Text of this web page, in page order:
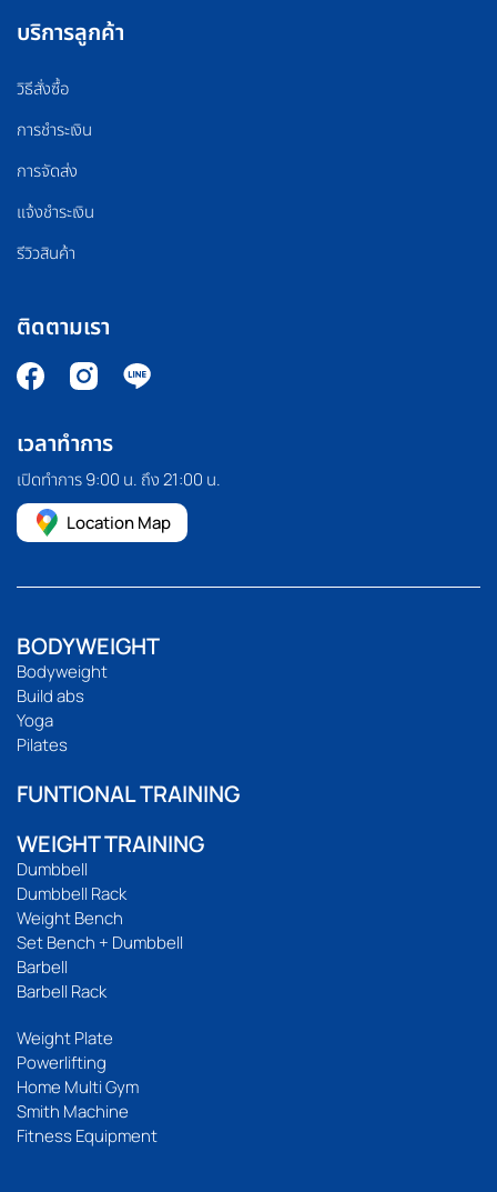
บริการลูกค้า
วิธีสั่งซื้อ
การชำระเงิน
การจัดส่ง
แจ้งชำระเงิน
รีวิวสินค้า
ติดตามเรา
เวลาทำการ
เปิดทำการ 9:00 น. ถึง 21:00 น.
Location Map
BODYWEIGHT
Bodyweight
Build abs
Yoga
Pilates
FUNTIONAL TRAINING
WEIGHT TRAINING
Dumbbell
Dumbbell Rack
Weight Bench
Set Bench + Dumbbell
Barbell
Barbell Rack
Weight Plate
Powerlifting
Home Multi Gym
Smith Machine
Fitness Equipment